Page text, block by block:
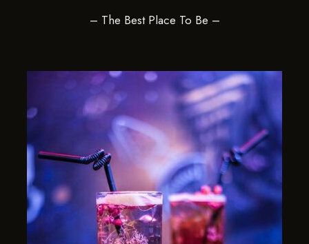
– The Best Place To Be –